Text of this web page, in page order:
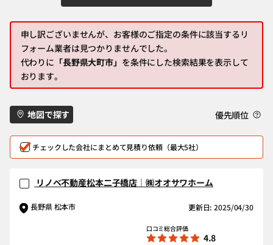
申し訳ございませんが、お客様のご指定の条件に該当するリ
フォーム業者は見つかりませんでした。
代わりに 「長野県大町市」 を条件にした検索結果を表示して
おります。
地図で探す 優先順位
チェックした会社にまとめて見積り依頼（最大5社）
リノベ不動産松本二子橋店｜㈱オオサワホーム
長野県 松本市 更新日: 2025/04/30
口コミ総合評価
4.8